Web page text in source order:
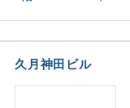
久月神田ビル